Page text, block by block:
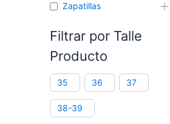
Zapatillas
Filtrar por Talle
Producto
35 36 37
38-39